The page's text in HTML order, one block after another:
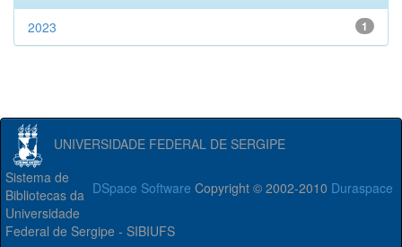
1
2023
UNIVERSIDADE FEDERAL DE SERGIPE
DSpace Software Copyright © 2002-2010 Duraspace
Sistema de
Bibliotecas da
Universidade
Federal de Sergipe - SIBIUFS